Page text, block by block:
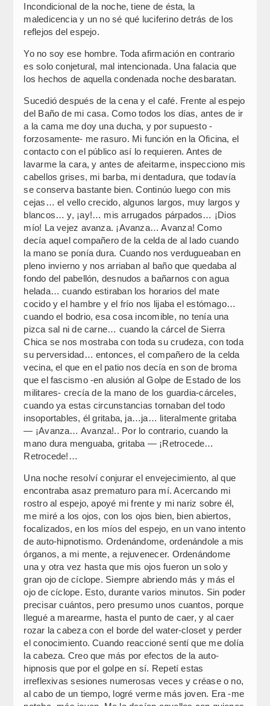
Incondicional de la noche, tiene de ésta, la
maledicencia y un no sé qué luciferino detrás de los
reflejos del espejo.
Yo no soy ese hombre. Toda afirmación en contrario
es solo conjetural, mal intencionada. Una falacia que
los hechos de aquella condenada noche desbaratan.
Sucedió después de la cena y el café. Frente al espejo
del Baño de mi casa. Como todos los días, antes de ir
a la cama me doy una ducha, y por supuesto -
forzosamente- me rasuro. Mi función en la Oficina, el
contacto con el público así lo requieren. Antes de
lavarme la cara, y antes de afeitarme, inspecciono mis
cabellos grises, mi barba, mi dentadura, que todavía
se conserva bastante bien. Continúo luego con mis
cejas… el vello crecido, algunos largos, muy largos y
blancos… y, ¡ay!… mis arrugados párpados… ¡Dios
mío! La vejez avanza. ¡Avanza… Avanza! Como
decía aquel compañero de la celda de al lado cuando
la mano se ponía dura. Cuando nos verdugueaban en
pleno invierno y nos arriaban al baño que quedaba al
fondo del pabellón, desnudos a bañarnos con agua
helada… cuando estiraban los horarios del mate
cocido y el hambre y el frío nos lijaba el estómago…
cuando el bodrio, esa cosa incomible, no tenía una
pizca sal ni de carne… cuando la cárcel de Sierra
Chica se nos mostraba con toda su crudeza, con toda
su perversidad… entonces, el compañero de la celda
vecina, el que en el patio nos decía en son de broma
que el fascismo -en alusión al Golpe de Estado de los
militares- crecía de la mano de los guardia-cárceles,
cuando ya estas circunstancias tornaban del todo
insoportables, él gritaba, ja…ja… literalmente gritaba
— ¡Avanza… Avanza!.. Por lo contrario, cuando la
mano dura menguaba, gritaba — ¡Retrocede…
Retrocede!…
Una noche resolví conjurar el envejecimiento, al que
encontraba asaz prematuro para mí. Acercando mi
rostro al espejo, apoyé mi frente y mi nariz sobre él,
me miré a los ojos, con los ojos bien, bien abiertos,
focalizados, en los míos del espejo, en un vano intento
de auto-hipnotismo. Ordenándome, ordenándole a mis
órganos, a mi mente, a rejuvenecer. Ordenándome
una y otra vez hasta que mis ojos fueron un solo y
gran ojo de cíclope. Siempre abriendo más y más el
ojo de cíclope. Esto, durante varios minutos. Sin poder
precisar cuántos, pero presumo unos cuantos, porque
llegué a marearme, hasta el punto de caer, y al caer
rozar la cabeza con el borde del water-closet y perder
el conocimiento. Cuando reaccioné sentí que me dolía
la cabeza. Creo que más por efectos de la auto-
hipnosis que por el golpe en sí. Repetí estas
irreflexivas sesiones numerosas veces y créase o no,
al cabo de un tiempo, logré verme más joven. Era -me